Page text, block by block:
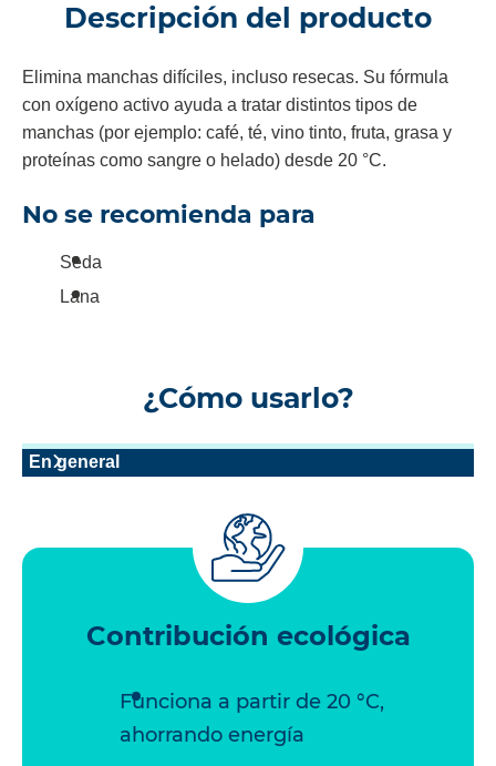
Descripción del producto
Elimina manchas difíciles, incluso resecas. Su fórmula
con oxígeno activo ayuda a tratar distintos tipos de
manchas (por ejemplo: café, té, vino tinto, fruta, grasa y
proteínas como sangre o helado) desde 20 °C.
No se recomienda para
Seda
Lana
¿Cómo usarlo?
En general
Contribución ecológica
Funciona a partir de 20 °C,
ahorrando energía